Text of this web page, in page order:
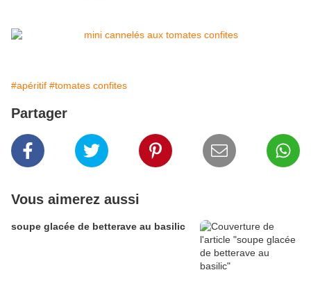
#apéritif #tomates confites
Partager
Vous aimerez aussi
soupe glacée de betterave au basilic